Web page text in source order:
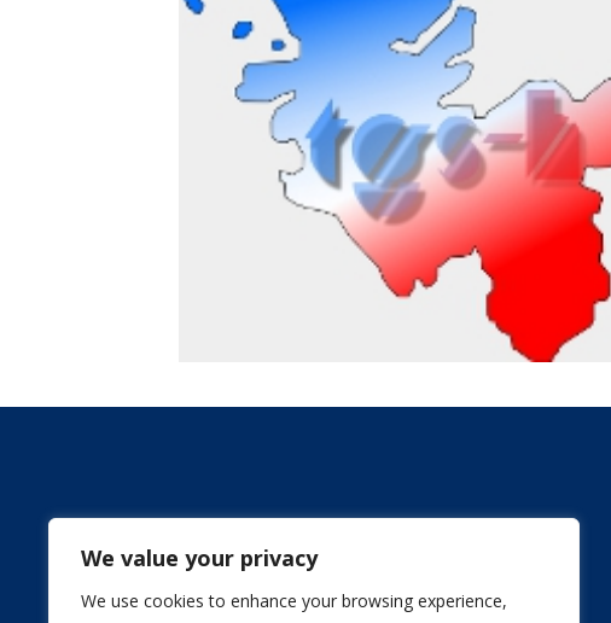
We value your privacy
We use cookies to enhance your browsing experience,